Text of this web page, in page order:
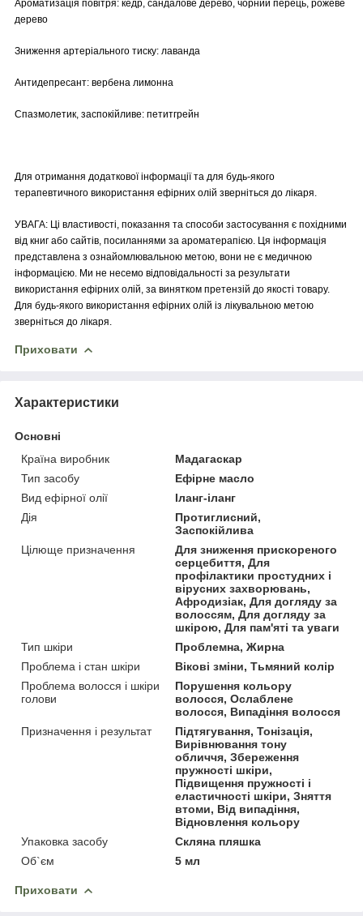
Ароматизація повітря: кедр, сандалове дерево, чорний перець, рожеве
дерево
Зниження артеріального тиску: лаванда
Антидепресант: вербена лимонна
Спазмолетик, заспокійливе: петитгрейн
Для отримання додаткової інформації та для будь-якого
терапевтичного використання ефірних олій зверніться до лікаря.
УВАГА: Ці властивості, показання та способи застосування є похідними
від книг або сайтів, посиланнями за ароматерапією. Ця інформація
представлена з ознайомлювальною метою, вони не є медичною
інформацією. Ми не несемо відповідальності за результати
використання ефірних олій, за винятком претензій до якості товару.
Для будь-якого використання ефірних олій із лікувальною метою
зверніться до лікаря.
Приховати
Характеристики
Основні
Країна виробник
Мадагаскар
Тип засобу
Ефірне масло
Вид ефірної олії
Іланг-іланг
Дія
Протиглисний,
Заспокійлива
Цілюще призначення
Для зниження прискореного
серцебиття, Для
профілактики простудних і
вірусних захворювань,
Афродизіак, Для догляду за
волоссям, Для догляду за
шкірою, Для пам'яті та уваги
Тип шкіри
Проблемна, Жирна
Проблема і стан шкіри
Вікові зміни, Тьмяний колір
Проблема волосся і шкіри
голови
Порушення кольору
волосся, Ослаблене
волосся, Випадіння волосся
Призначення і результат
Підтягування, Тонізація,
Вирівнювання тону
обличчя, Збереження
пружності шкіри,
Підвищення пружності і
еластичності шкіри, Зняття
втоми, Від випадіння,
Відновлення кольору
Упаковка засобу
Скляна пляшка
Об`єм
5 мл
Приховати